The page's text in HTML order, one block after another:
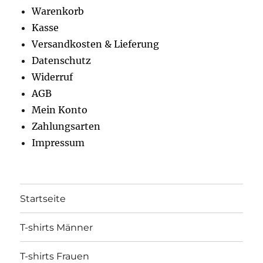
werden
Warenkorb
Kasse
Versandkosten & Lieferung
Datenschutz
Widerruf
AGB
Mein Konto
Zahlungsarten
Impressum
Startseite
T-shirts Männer
T-shirts Frauen